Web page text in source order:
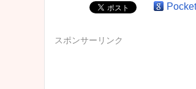
Pocket
スポンサーリンク